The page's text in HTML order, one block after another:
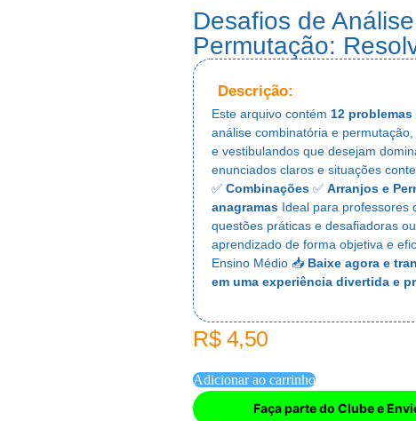
Desafios de
Permutação:
Descrição:
Este arquivo contém 12
análise combinatória e
e vestibulandos que desejam
enunciados claros e situações
✅ Combinações ✅ Arranjos e
anagramas Ideal para professores
questões práticas e desafiadoras
aprendizado de forma objetiva e
Ensino Médio 📥 Baixe agora e
em uma experiência divertida e
R$4,50
Adicionar ao carrinho
Faça parte do Clube e